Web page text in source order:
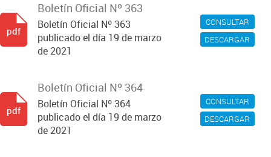
CONSULTAR
DESCARGAR
Boletín Oficial Nº 363
Boletín Oficial Nº 363
publicado el día 19 de marzo
de 2021
pdf
CONSULTAR
DESCARGAR
Boletín Oficial Nº 364
Boletín Oficial Nº 364
publicado el día 19 de marzo
de 2021
pdf